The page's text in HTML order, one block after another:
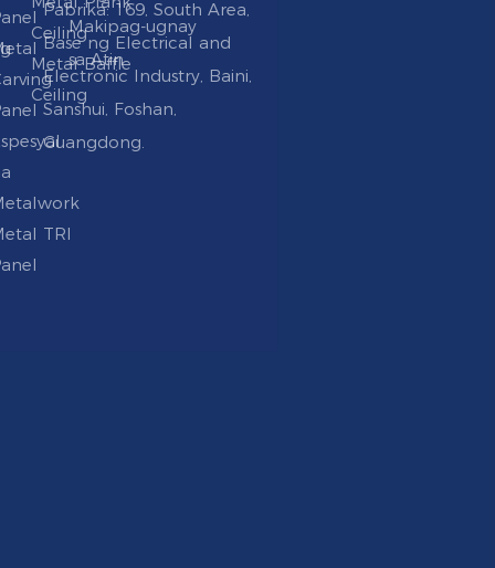
TRI
Ceiling
Metal Baffle
Ceiling
Makipag-ugnay
sa Atin
Pabrika: 169, South Area,
Base ng Electrical and
Electronic lndustry, Baini,
Sanshui, Foshan,
Guangdong.